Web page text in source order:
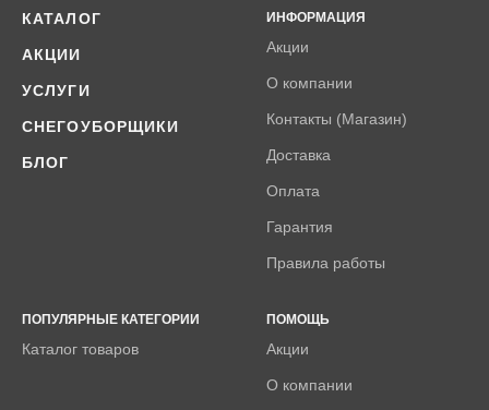
КАТАЛОГ
АКЦИИ
УСЛУГИ
СНЕГОУБОРЩИКИ
БЛОГ
ИНФОРМАЦИЯ
Акции
О компании
Контакты (Магазин)
Доставка
Оплата
Гарантия
Правила работы
ПОПУЛЯРНЫЕ КАТЕГОРИИ
Каталог товаров
ПОМОЩЬ
Акции
О компании